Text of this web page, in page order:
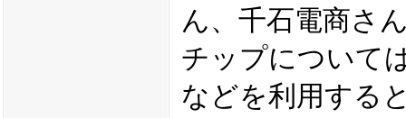
ん、千石電商さ
チップについて
などを利用する